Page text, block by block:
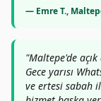
— Emre T.,
"Maltepe'de
Gece yarısı
ve ertesi sabah